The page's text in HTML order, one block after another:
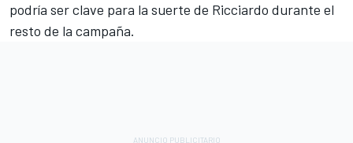
podría ser clave para la suerte de Ricciardo durante el
resto de la campaña.